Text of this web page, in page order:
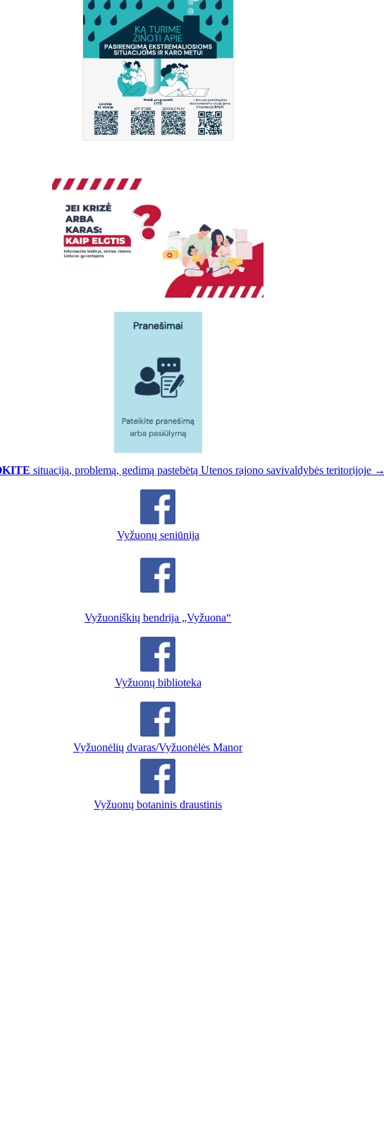
situaciją, problemą, gedimą pastebėtą Utenos rajono savivaldybės teritorijoje →
Vyžuonų seniūnija
Vyžuoniškių bendrija „Vyžuona“
Vyžuonų biblioteka
Vyžuonėlių dvaras/Vyžuonėlės Manor
Vyžuonų botaninis draustinis